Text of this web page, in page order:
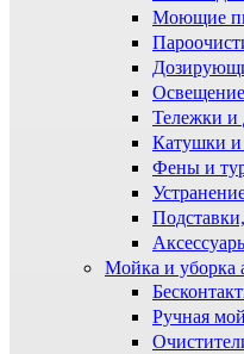
Моющие
Освещение
Тележки и
Катушки и
Фены и
Мойка и уборка
Ручная